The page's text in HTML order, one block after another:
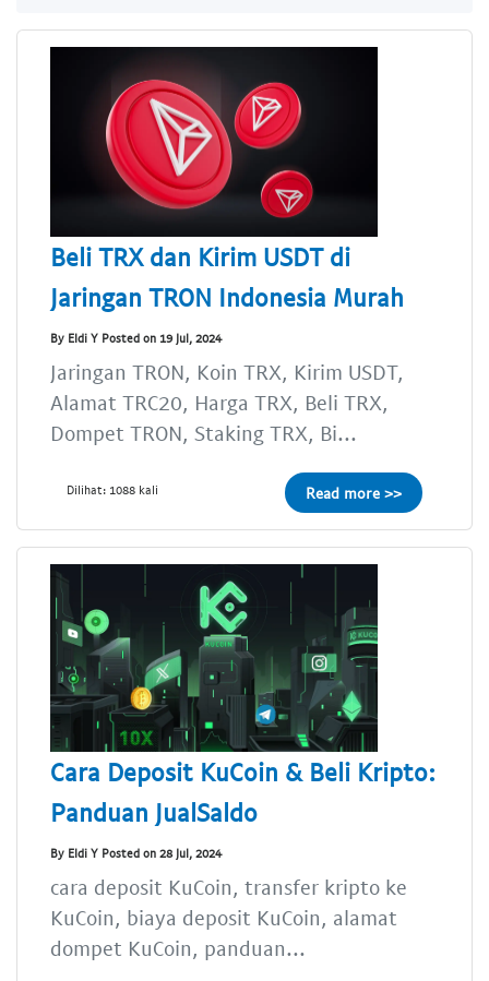
Beli TRX dan Kirim USDT di
Jaringan TRON Indonesia Murah
By Eldi Y Posted on 19 Jul, 2024
Jaringan TRON, Koin TRX, Kirim USDT,
Alamat TRC20, Harga TRX, Beli TRX,
Dompet TRON, Staking TRX, Bi...
Dilihat: 1088 kali Read more >>
Cara Deposit KuCoin & Beli Kripto:
Panduan JualSaldo
By Eldi Y Posted on 28 Jul, 2024
cara deposit KuCoin, transfer kripto ke
KuCoin, biaya deposit KuCoin, alamat
dompet KuCoin, panduan...